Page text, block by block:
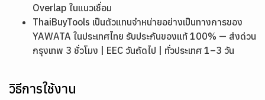
Overlap ในแนวเชื่อม
ThaiBuyTools เป็นตัวแทนจำหน่ายอย่างเป็นทางการของ
YAWATA ในประเทศไทย รับประกันของแท้ 100% — ส่งด่วน
กรุงเทพ 3 ชั่วโมง | EEC วันถัดไป | ทั่วประเทศ 1–3 วัน
วิธีการใช้งาน